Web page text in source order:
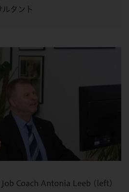
タント
Coach Antonia Leeb (left)